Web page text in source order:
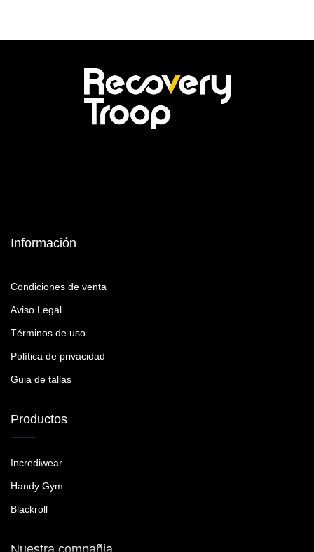
Información
Condiciones de venta
Aviso Legal
Términos de uso
Política de privacidad
Guia de tallas
Productos
Incrediwear
Handy Gym
Blackroll